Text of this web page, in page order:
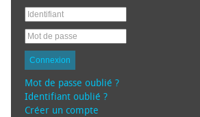
Connexion
Mot de passe oublié ?
Identifiant oublié ?
Créer un compte